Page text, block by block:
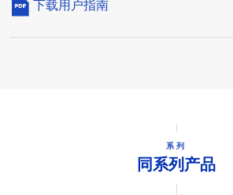
下载用户指南
系列
同系列产品